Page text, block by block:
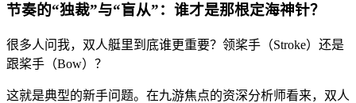
节奏的“独裁”与“盲从”：谁才是那根定海神针？
很多人问我，双人艇里到底谁更重要？领桨手（Stroke）还是
跟桨手（Bow）？
这就是典型的新手问题。在九游焦点的资深分析师看来，双人